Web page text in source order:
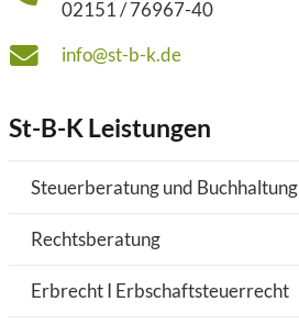
02151 / 76967-40
info@st-b-k.de
St-B-K Leistungen
Steuerberatung und Buchhaltung
Rechtsberatung
Erbrecht I Erbschaftsteuerrecht